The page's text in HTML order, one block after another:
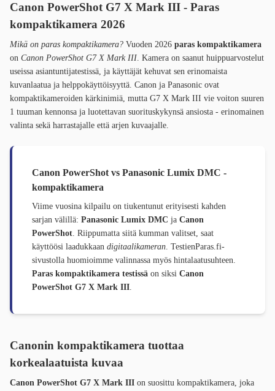
Canon PowerShot G7 X Mark III - Paras
kompaktikamera 2026
Mikä on paras kompaktikamera? Vuoden 2026 paras kompaktikamera
on Canon PowerShot G7 X Mark III. Kamera on saanut huippuarvostelut
useissa asiantuntijatestissä, ja käyttäjät kehuvat sen erinomaista
kuvanlaatua ja helppokäyttöisyyttä. Canon ja Panasonic ovat
kompaktikameroiden kärkinimiä, mutta G7 X Mark III vie voiton suuren
1 tuuman kennonsa ja luotettavan suorituskykynsä ansiosta - erinomainen
valinta sekä harrastajalle että arjen kuvaajalle.
Canon PowerShot vs Panasonic Lumix DMC -
kompaktikamera
Viime vuosina kilpailu on tiukentunut erityisesti kahden
sarjan välillä: Panasonic Lumix DMC ja Canon
PowerShot. Riippumatta siitä kumman valitset, saat
käyttöösi laadukkaan digitaalikameran. TestienParas.fi-
sivustolla huomioimme valinnassa myös hintalaatusuhteen.
Paras kompaktikamera testissä on siksi Canon
PowerShot G7 X Mark III.
Canonin kompaktikamera tuottaa
korkealaatuista kuvaa
Canon PowerShot G7 X Mark III on suosittu kompaktikamera, joka